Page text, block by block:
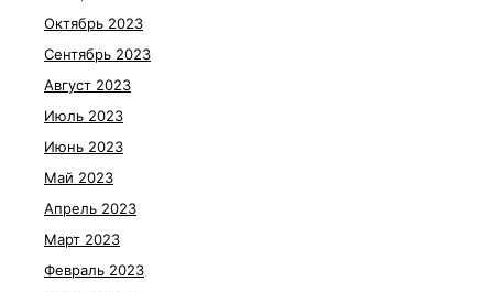
Октябрь 2023
Сентябрь 2023
Август 2023
Июль 2023
Июнь 2023
Май 2023
Апрель 2023
Март 2023
Февраль 2023